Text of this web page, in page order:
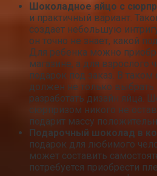
Шоколадное яйцо с
и практичный вариант.
создает небольшую
он точно не знает, какой
Для ребенка можно
магазине, а для взрослого
подарок под заказ. В таком
должен не только выбрать
разработать дизайн яйца.
сюрпризом никого не
подарит массу
Подарочный шоколад в
подарок для любимого
может составить
потребуется приобрести